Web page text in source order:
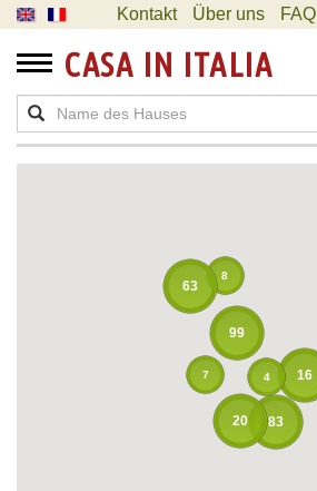
Kontakt Über uns FAQ
CASA IN ITALIA
99
83
8
63
20
16
4
7